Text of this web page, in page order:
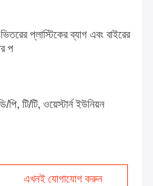
ভিতরের প্লাস্টিকের ব্যাগ এবং বাইরের
প
টি/টি, ওয়েস্টার্ন ইউনিয়ন
এখনই যোগাযোগ করুন